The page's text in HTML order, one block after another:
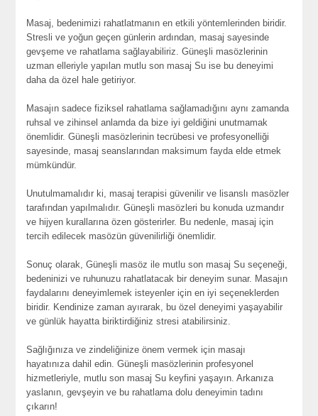
Masaj, bedenimizi rahatlatmanın en etkili yöntemlerinden biridir.
Stresli ve yoğun geçen günlerin ardından, masaj sayesinde
gevşeme ve rahatlama sağlayabiliriz. Güneşli masözlerinin
uzman elleriyle yapılan mutlu son masaj Su ise bu deneyimi
daha da özel hale getiriyor.
Masajın sadece fiziksel rahatlama sağlamadığını aynı zamanda
ruhsal ve zihinsel anlamda da bize iyi geldiğini unutmamak
önemlidir. Güneşli masözlerinin tecrübesi ve profesyonelliği
sayesinde, masaj seanslarından maksimum fayda elde etmek
mümkündür.
Unutulmamalıdır ki, masaj terapisi güvenilir ve lisanslı masözler
tarafından yapılmalıdır. Güneşli masözleri bu konuda uzmandır
ve hijyen kurallarına özen gösterirler. Bu nedenle, masaj için
tercih edilecek masözün güvenilirliği önemlidir.
Sonuç olarak, Güneşli masöz ile mutlu son masaj Su seçeneği,
bedeninizi ve ruhunuzu rahatlatacak bir deneyim sunar. Masajın
faydalarını deneyimlemek isteyenler için en iyi seçeneklerden
biridir. Kendinize zaman ayırarak, bu özel deneyimi yaşayabilir
ve günlük hayatta biriktirdiğiniz stresi atabilirsiniz.
Sağlığınıza ve zindeliğinize önem vermek için masajı
hayatınıza dahil edin. Güneşli masözlerinin profesyonel
hizmetleriyle, mutlu son masaj Su keyfini yaşayın. Arkanıza
yaslanın, gevşeyin ve bu rahatlama dolu deneyimin tadını
çıkarın!